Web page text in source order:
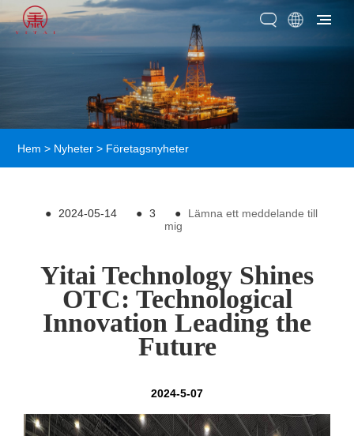
Hem > Nyheter > Företagsnyheter
● 2024-05-14 ● 3 ●
Lämna ett meddelande till
mig
Yitai Technology Shines
OTC: Technological
Innovation Leading the
Future
2024-5-07